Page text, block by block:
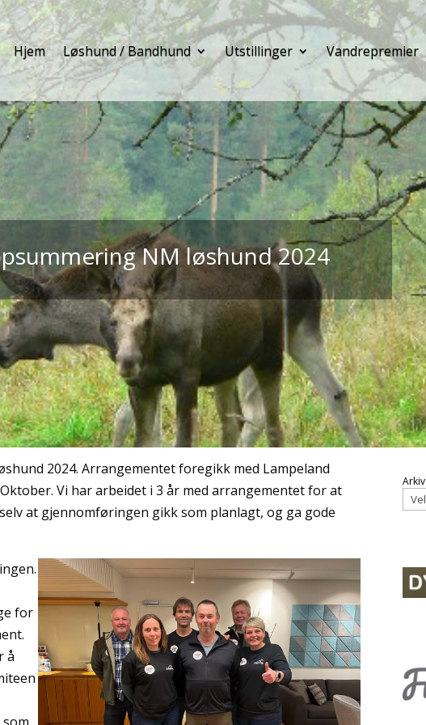
Hjem Løshund / Bandhund Utstillinger Vandrepremier
NM løshund 2024
2024. Arrangementet foregikk med Lampeland
Vi har arbeidet i 3 år med arrangementet for at
at gjennomføringen gikk som planlagt, og ga gode
for
å
Arkiv